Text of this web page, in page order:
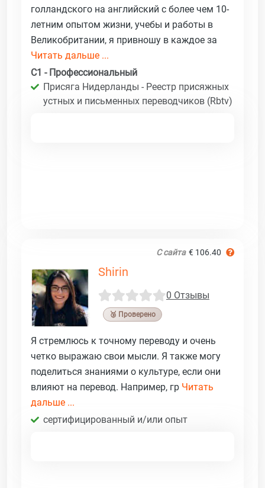
голландского на английский с более чем 10-
летним опытом жизни, учебы и работы в
Великобритании, я привношу в каждое за
Читать дальше ...
C1 - Профессиональный
Присяга Нидерланды - Реестр присяжных
устных и письменных переводчиков (Rbtv)
С сайта € 106.40
Shirin
0 Отзывы
🥉 Проверено
Я стремлюсь к точному переводу и очень
четко выражаю свои мысли. Я также могу
поделиться знаниями о культуре, если они
влияют на перевод. Например, гр Читать
дальше ...
сертифицированный и/или опыт